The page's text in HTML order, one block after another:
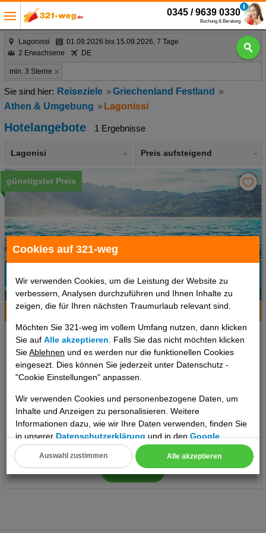
Cookies auf 321-weg
Wir verwenden Cookies, um die Leistung der Website zu
verbessern, Analysen durchzuführen und Ihnen Inhalte zu
zeigen, die für Ihren nächsten Traumurlaub relevant sind.
Möchten Sie 321-weg im vollem Umfang nutzen, dann klicken
Sie aufAlle akzeptieren . Falls Sie das nicht möchten klicken
SieAblehnen und es werden nur die funktionellen Cookies
eingesezt. Dies können Sie jederzeit unter Datenschutz -
"Cookie Einstellungen" anpassen.
Wir verwenden Cookies und personenbezogene Daten, um
Inhalte und Anzeigen zu personalisieren. Weitere
Informationen dazu, wie wir Ihre Daten verwenden, finden Sie
in unsererDatenschutzerklärung und in denGoogle
Datenschutz- und Nutzungsbedingungen
Cookie Einstellungen
Alle akzeptieren
Auswahl zustimmen
0345 / 9639 0330
Buchung & Beratung
Lagonissi
01.09.2026 bis 15.09.2026, 7 Tage
2 Erwachsene
DE
min. 3 Sterne
Reiseziele
Griechenland Festland
Athen & Umgebung
Lagonissi
Hotelangebote 1 Ergebnisse
Lagonisi Preis aufsteigend
günstigster Preis
100%
Empfehlung
Hotelinfo
Grand Resort Lagonissi
Ort:Lagonisi
Athen & Umgebung, Griechenland Festland
7 Tage
Bungalow, Frühstück
ab 2890 €
pro Person
Termine